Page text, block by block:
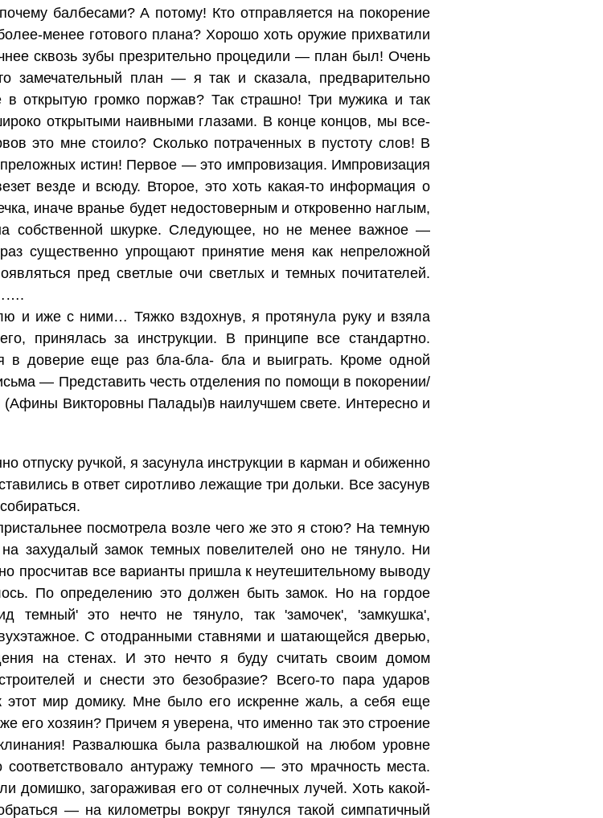
балбесами? А потому! Кто отправляется на покорение
менее готового плана? Хорошо хоть оружие прихватили
сквозь зубы презрительно процедили — план был! Очень
план — я так и сказала, предварительно
открытую громко поржав? Так страшно! Три мужика и так
открытыми наивными глазами. В конце концов, мы все-
это мне стоило? Сколько потраченных в пустоту слов! В
истин! Первое — это импровизация. Импровизация
везде и всюду. Второе, это хоть какая-то информация о
иначе вранье будет недостоверным и откровенно наглым,
собственной шкурке. Следующее, но не менее важное —
существенно упрощают принятие меня как непреложной
пред светлые очи светлых и темных почитателей.
и иже с ними… Тяжко вздохнув, я протянула руку и взяла
принялась за инструкции. В принципе все стандартно.
в доверие еще раз бла-бла- бла и выиграть. Кроме одной
— Представить честь отделения по помощи в покорении/
Викторовны Палады)в наилучшем свете. Интересно и
отпуску ручкой, я засунула инструкции в карман и обиженно
в ответ сиротливо лежащие три дольки. Все засунув
посмотрела возле чего же это я стою? На темную
захудалый замок темных повелителей оно не тянуло. Ни
просчитав все варианты пришла к неутешительному выводу
По определению это должен быть замок. Но на гордое
темный' это нечто не тянуло, так 'замочек', 'замкушка',
С отодранными ставнями и шатающейся дверью,
на стенах. И это нечто я буду считать своим домом
и снести это безобразие? Всего-то пара ударов
этот мир домику. Мне было его искренне жаль, а себя еще
его хозяин? Причем я уверена, что именно так это строение
Развалюшка была развалюшкой на любом уровне
антуражу темного — это мрачность места.
домишко, загораживая его от солнечных лучей. Хоть какой-
— на километры вокруг тянулся такой симпатичный